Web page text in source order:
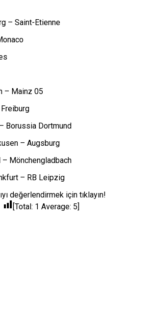
– Saint-Etienne
– Mainz 05
Borussia Dortmund
– Augsburg
Mönchengladbach
– RB Leipzig
değerlendirmek için tıklayın!
[Total: 1 Average: 5]